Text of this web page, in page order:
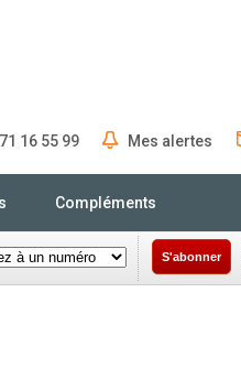
16 55 99 Mes alertes
Compléments
S'abonner